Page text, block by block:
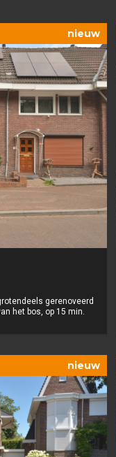
nieuw
gerenoveerd
het bos, op 15 min.
nieuw